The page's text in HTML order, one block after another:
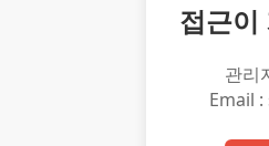
접근이
관리
Email